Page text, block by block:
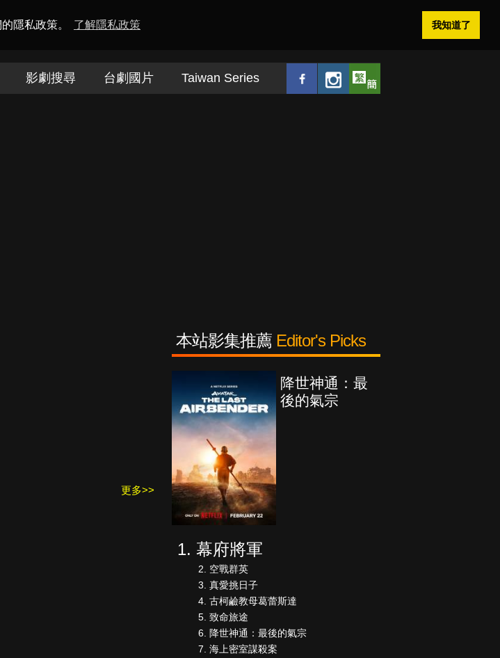
隱私政策。 了解隱私政策 我知道了
影劇搜尋 台劇國片 Taiwan Series
更多>>
本站影集推薦 Editor's Picks
降世神通：最
後的氣宗
幕府將軍
空戰群英
真愛挑日子
古柯鹼教母葛蕾斯達
致命旅途
降世神通：最後的氣宗
海上密室謀殺案